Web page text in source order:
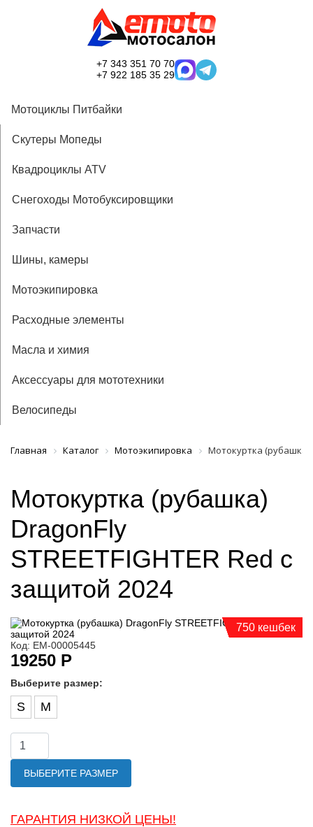
+7 343 351 70 70
+7 922 185 35 29
Мотоциклы Питбайки
Скутеры Мопеды
Квадроциклы ATV
Снегоходы Мотобуксировщики
Запчасти
Шины, камеры
Мотоэкипировка
Расходные элементы
Масла и химия
Аксессуары для мототехники
Велосипеды
Главная Каталог Мотоэкипировка Мотокуртка (рубашка)
Мотокуртка (рубашка)
DragonFly
STREETFIGHTER Red с
защитой 2024
750 кешбек
Код: ЕМ-00005445
19250 Р
Выберите размер:
S M
ВЫБЕРИТЕ РАЗМЕР
ГАРАНТИЯ НИЗКОЙ ЦЕНЫ!